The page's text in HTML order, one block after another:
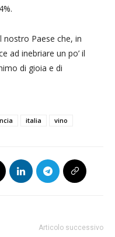
nostro Paese che, in
ad inebriare un po’ il
di gioia e di
italia vino
Articolo successivo